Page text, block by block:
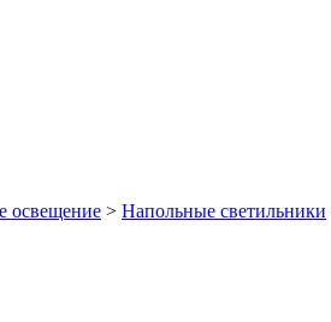
освещение > Напольные светильники